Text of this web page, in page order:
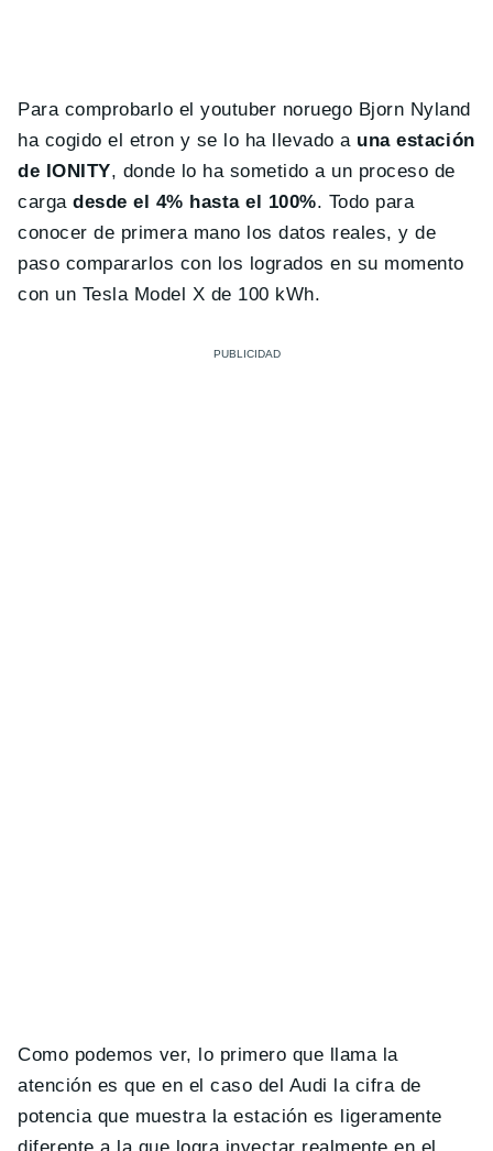
Para comprobarlo el youtuber noruego Bjorn Nyland
ha cogido el etron y se lo ha llevado a una estación
de IONITY, donde lo ha sometido a un proceso de
cargadesde el 4% hasta el 100%. Todo para
conocer de primera mano los datos reales, y de
paso compararlos con los logrados en su momento
con un Tesla Model X de 100 kWh.
Como podemos ver, lo primero que llama la
atención es que en el caso del Audi la cifra de
potencia que muestra la estación es ligeramente